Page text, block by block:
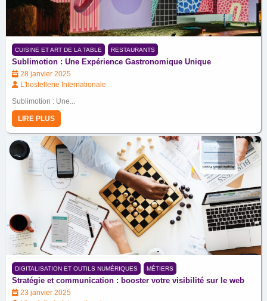
CUISINE ET ART DE LA TABLE RESTAURANTS
Sublimotion : Une Expérience Gastronomique Unique
28 janvier 2025
L'hostellerie Internationale
Sublimotion : Une...
LIRE PLUS
DIGITALISATION ET OUTILS NUMÉRIQUES MÉTIERS
Stratégie et communication : booster votre visibilité sur le web
23 janvier 2025